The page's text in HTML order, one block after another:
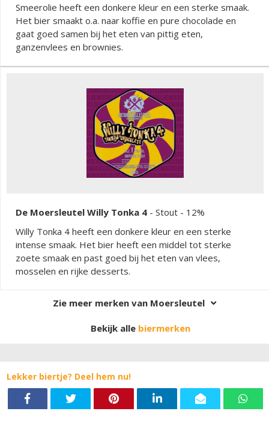
Smeerolie heeft een donkere kleur en een sterke smaak.
Het bier smaakt o.a. naar koffie en pure chocolade en
gaat goed samen bij het eten van pittig eten,
ganzenvlees en brownies.
De Moersleutel Willy Tonka 4 - Stout - 12%
Willy Tonka 4 heeft een donkere kleur en een sterke
intense smaak. Het bier heeft een middel tot sterke
zoete smaak en past goed bij het eten van vlees,
mosselen en rijke desserts.
Zie meer merken van Moersleutel
Bekijk alle biermerken
Lekker biertje? Deel hem nu!